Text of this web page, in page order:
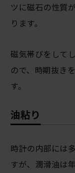
ツに磁石の性質
ります。
磁気帯びをして
ので、時期抜き
す。
油粘り
時計の内部には
すが、潤滑油は